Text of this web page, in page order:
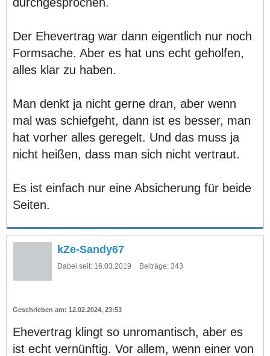
Der Ehevertrag war dann eigentlich nur noch
Formsache. Aber es hat uns echt geholfen,
alles klar zu haben.
Man denkt ja nicht gerne dran, aber wenn
mal was schiefgeht, dann ist es besser, man
hat vorher alles geregelt. Und das muss ja
nicht heißen, dass man sich nicht vertraut.
Es ist einfach nur eine Absicherung für beide
Seiten.
kZe-Sandy67
Dabei seit: 16.03.2019 Beiträge: 343
12.02.2024, 23:53
Ehevertrag klingt so unromantisch, aber es
ist echt vernünftig. Vor allem, wenn einer von